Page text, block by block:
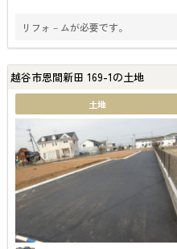
リフォ－ムが必要です。
越谷市恩間新田 169-1の土地
土地